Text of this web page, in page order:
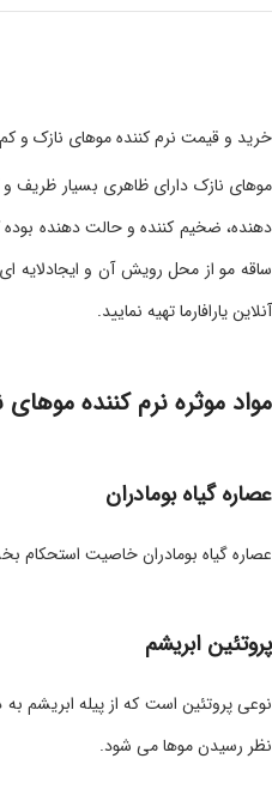
خرید و قیمت نرم کننده موهای نازک و
موهای نازک دارای ظاهری بسیار ظریف
ساقه مو از محل رویش آن و
آنلاین یارافارما تهیه نمایید.
مواد موثره نرم کننده
عصاره گیاه بومادران
عصاره گیاه بومادران خاصیت استحکام
پروتئین ابریشم
نوعی پروتئین است که از پیله ابریشم
نظر رسیدن موها می شود.